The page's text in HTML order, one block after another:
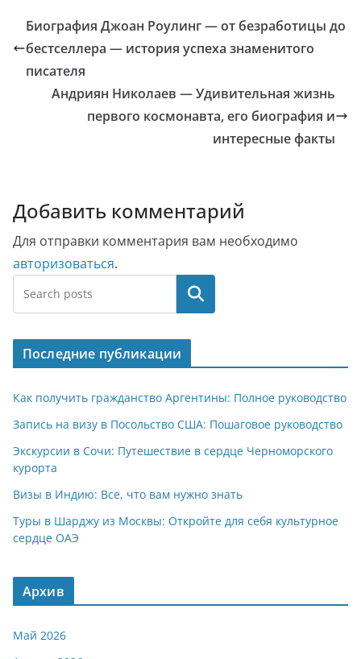
Биография Джоан Роулинг — от безработицы до
бестселлера — история успеха знаменитого
писателя
Андриян Николаев — Удивительная жизнь
первого космонавта, его биография и
интересные факты
Добавить комментарий
Для отправки комментария вам необходимо
авторизоваться.
Поиск
Последние публикации
Как получить гражданство Аргентины: Полное руководство
Запись на визу в Посольство США: Пошаговое руководство
Экскурсии в Сочи: Путешествие в сердце Черноморского
курорта
Визы в Индию: Все, что вам нужно знать
Туры в Шарджу из Москвы: Откройте для себя культурное
сердце ОАЭ
Архив
Май 2026